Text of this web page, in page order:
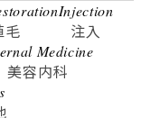
毛
Injection
注入
Medicine
美容内科